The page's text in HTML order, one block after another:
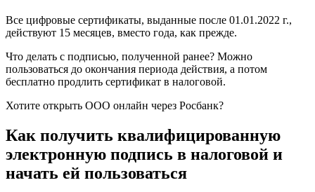
Все цифровые сертификаты, выданные после 01.01.2022 г.,
действуют 15 месяцев, вместо года, как прежде.
Что делать с подписью, полученной ранее? Можно
пользоваться до окончания периода действия, а потом
бесплатно продлить сертификат в налоговой.
Хотите открыть ООО онлайн через Росбанк?
Как получить квалифицированную
электронную подпись в налоговой и
начать ей пользоваться